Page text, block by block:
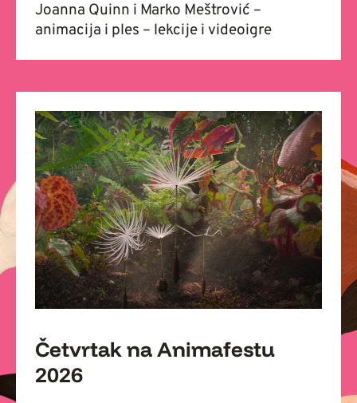
Joanna Quinn i Marko Meštrović –
animacija i ples – lekcije i videoigre
Četvrtak na Animafestu
2026